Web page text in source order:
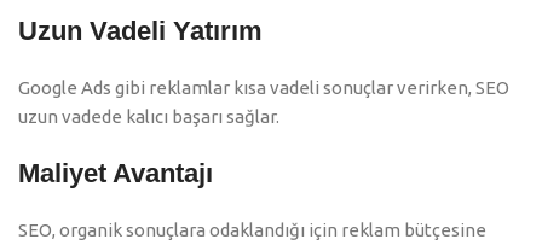
Uzun Vadeli Yatırım
Google Ads gibi reklamlar kısa vadeli sonuçlar verirken, SEO
uzun vadede kalıcı başarı sağlar.
Maliyet Avantajı
SEO, organik sonuçlara odaklandığı için reklam bütçesine